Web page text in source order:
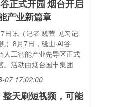
正式开园 烟台开启
产业新篇章
日讯（记者 魏萱 见习记
）8月7日，磁山·AI谷
工智能产业先导区正式
。活动由烟台国丰集团
07 17:02:00
天刷短视频，可能